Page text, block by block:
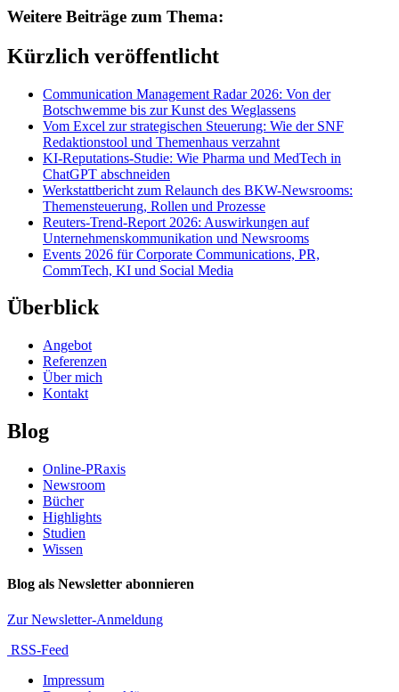
Weitere Beiträge zum Thema:
Kürzlich veröffentlicht
Communication Management Radar 2026: Von der
Botschwemme bis zur Kunst des Weglassens
Vom Excel zur strategischen Steuerung: Wie der SNF
Redaktionstool und Themenhaus verzahnt
KI-Reputations-Studie: Wie Pharma und MedTech in
ChatGPT abschneiden
Werkstattbericht zum Relaunch des BKW-Newsrooms:
Themensteuerung, Rollen und Prozesse
Reuters-Trend-Report 2026: Auswirkungen auf
Unternehmenskommunikation und Newsrooms
Events 2026 für Corporate Communications, PR,
CommTech, KI und Social Media
Überblick
Angebot
Referenzen
Über mich
Kontakt
Blog
Online-PRaxis
Newsroom
Bücher
Highlights
Studien
Wissen
Blog als Newsletter abonnieren
Zur Newsletter-Anmeldung
RSS-Feed
Impressum